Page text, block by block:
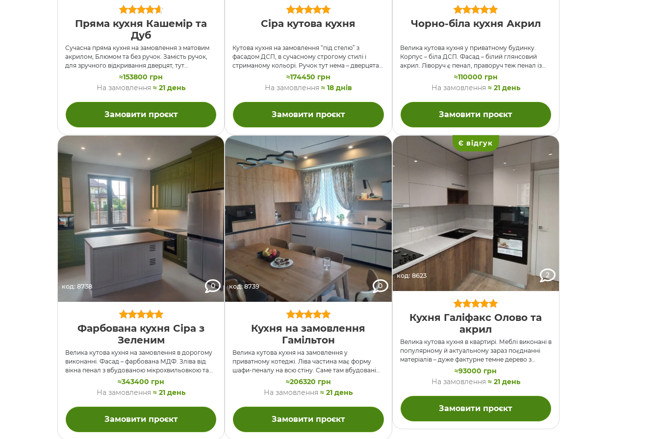
Пряма кухня Кашемір та
Дуб
Сучасна пряма кухня на замовлення з матовим
акрилом, Блюмом та без ручок. Замість ручок,
для зручного відкривання дверцят, тут
використані профілі GOLA та механізми Tip-On
Blum. Духовку вмонтовано у пенал ліворуч, а під
варочною поіерхнею замість неї розташували
висувні шухляди. В пеналі праворуч скляна
вітрина з освітленням, поруч з мийкою справа
вбудована посудомийна машина. ДСП –
Kronospan 5981 BS Кашемір Фасад – МДФ Акрил
Кашемір Матовий AGT 85468 Стільниця – 3303
Дуб Гамільтон 650мм Напрямні шухляд BLUM
Дверцята вітрини – …
≈153800 грн
На замовлення≈ 21 день
Замовити проєкт
Сіра кутова кухня
Кутова кухня на замовлення “під стелю” з
фасадом ДСП, в сучасному строгому стилі і
стриманому кольорі. Ручок тут нема – дверцята
відкриваються хватом рукою за торець, як
показано на відео. Для цього у верхніх секціях
проподняте дно, а у нижніх використаний
профіль GOLA, який забезпечує відстань для
хвата. В меблі вбудований повний комплект
техніки (не входить в ціну) – мікрохвильовка,
духовка з варочною, холодильник та
посудомийка. У цьому замовленні зроблено
акцент на висувних шухлядах – їх аж
одиннадцять штук і …
≈174450 грн
На замовлення ≈ 18 днів
Замовити проєкт
Чорно-біла кухня Акрил
Велика кутова кухня у приватному будинку.
Корпус – біла ДСП. Фасад – білий глянсовий
акрил. Ліворуч є пенал, праворуч теж пенал із
вбудованим холодильником. Також є вбудована
посудомийка, і, само собою, вбудована духовка,
варильна панель та витяжка. Висувні шухляди та
інші механізми – BLUM (BLUM Antara White).
Зручне та просторе планування приміщення
дозволило розташувати мийку під вікном – це
дуже стильно та комфортно у користуванні.
Стільниця EGGER – чорного кольору матова та
фактурна, така ж як і пристінна панель
≈110000 грн
На замовлення ≈ 21 день
Замовити проєкт
код: 8738 0
Фарбована кухня Сіра з
Зеленим
Велика кутова кухня на замовлення в дорогому
виконанні. Фасад – фарбована МДФ. Зліва від
вікна пенал з вбудованою мікрохвильовкою та
підсвічуваною вітриною. Під вікном – секції х
шухлядами, мийкою та вбудованою
посудомийною машиною. Широка стільниця
вмонтована під вікно як підвіконня і мийка
розташована посеред вікна. Праворуч від вікна –
вбудована духовка та варочна поверхня. По
боках від духовки є два висувні кошики Карго
≈343400 грн
На замовлення≈ 21 день
Замовити проєкт
код: 8739 0
Кухня на замовлення
Гамільтон
Велика кутова кухня на замовлення у
приватному котеджі. Ліва частина має форму
шафи-пеналу на всю стіну. Саме там вбудовані
холодильник, духовка та мікрохвильова піч.
Частина праворуч має лише нижні шафи та пару
декоративних консольних поличок на стіні.
Суцільна стільницянакриває праву частину і
заходить під вікно у якості підвоконня. Заради
того щоб все це було єдиним і без швів,
використали стільницю підвищиної ширини 900
≈206320 грн
На замовлення≈ 21 день
Замовити проєкт
код: 8623 2
Є відгук
Кухня Галіфакс Олово та
акрил
Велика кутова кухня в квартирі. Меблі виконані в
популярному й актуальному зараз поєднанні
матеріалів – дуже фактурне темне дерево з
глянцевими світлими акриловими поверхнями.
Верхня частина та пенали мають фасад з
акрилової МДФ колір “Кашемір”, а в нижніх
секціях дверцята зроблені з люксового варіанту
ДСП EGGER колір “Дуб Галіфакс Олово”. Пенал з
духовкою та мікрохвильовою піччю знаходиться
ліворуч від дверей, вбудований холодильник
праворуч, і антресоль над дверима утворюють
≈93000 грн
На замовлення ≈ 21 день
Замовити проєкт